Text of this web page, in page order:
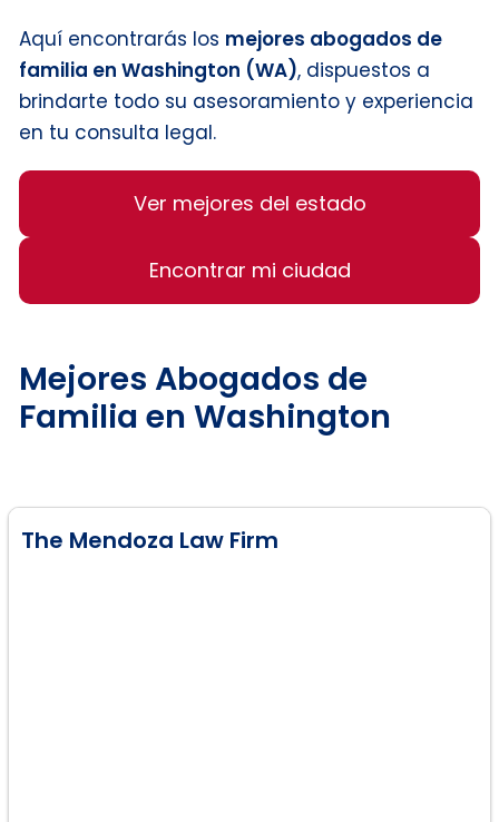
Aquí encontrarás los mejores abogados de
familia en Washington (WA), dispuestos a
brindarte todo su asesoramiento y experiencia
en tu consulta legal.
Ver mejores del estado
Encontrar mi ciudad
Mejores Abogados de
Familia en Washington
The Mendoza Law Firm